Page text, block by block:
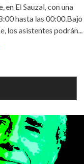
El Sauzal, con una
hasta las 00:00.Bajo
los asistentes podrán...